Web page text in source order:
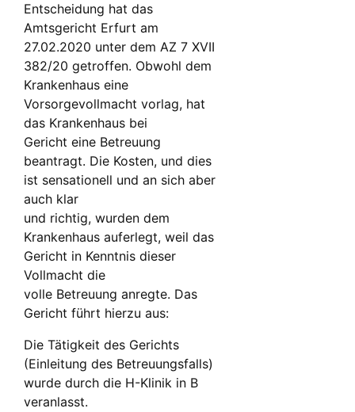
Entscheidung hat das
Amtsgericht Erfurt am
27.02.2020 unter dem AZ 7 XVII
382/20 getroffen. Obwohl dem
Krankenhaus eine
Vorsorgevollmacht vorlag, hat
das Krankenhaus bei
Gericht eine Betreuung
beantragt. Die Kosten, und dies
ist sensationell und an sich aber
auch klar
und richtig, wurden dem
Krankenhaus auferlegt, weil das
Gericht in Kenntnis dieser
Vollmacht die
volle Betreuung anregte. Das
Gericht führt hierzu aus:
Die Tätigkeit des Gerichts
(Einleitung des Betreuungsfalls)
wurde durch die H-Klinik in B
veranlasst.